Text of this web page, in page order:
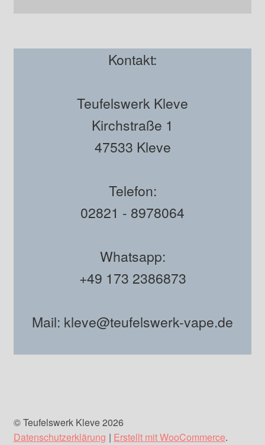
Kontakt:
Teufelswerk Kleve
Kirchstraße 1
47533 Kleve
Telefon:
02821 - 8978064
Whatsapp:
+49 173 2386873
Mail: kleve@teufelswerk-vape.de
© Teufelswerk Kleve 2026
Datenschutzerklärung
Erstellt mit WooCommerce.